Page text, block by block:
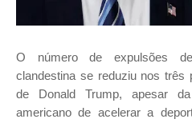
O número de expulsões
clandestina se reduziu nos três
de Donald Trump, apesar
americano de acelerar a